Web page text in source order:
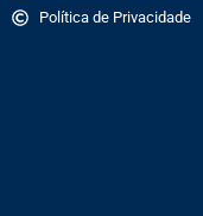
Política de Privacidade